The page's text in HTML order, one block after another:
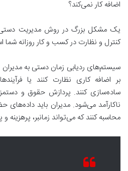
اضافه کار نمی‌کند؟
یک مشکل بزرگ در روش مدیریت
کنترل و نظارت در کسب و کار روزانه
سیستم‌های ردیابی زمان دستی به
بر اضافه کاری نظارت کنند یا
ساده‌سازی کنند. پردازش حقوق و
ناکارآمد می‌شود. مدیران باید
محاسبه کنند که می‌تواند زمانبر، پرهزینه و